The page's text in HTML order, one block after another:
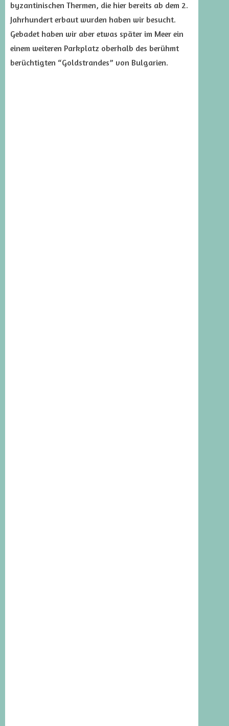
byzantinischen Thermen, die hier bereits ab dem 2.
Jahrhundert erbaut wurden haben wir besucht.
Gebadet haben wir aber etwas später im Meer ein
einem weiteren Parkplatz oberhalb des berühmt
berüchtigten “Goldstrandes” von Bulgarien.